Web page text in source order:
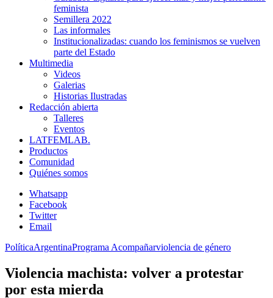
feminista
Semillera 2022
Las informales
Institucionalizadas: cuando los feminismos se vuelven
parte del Estado
Multimedia
Videos
Galerias
Historias Ilustradas
Redacción abierta
Talleres
Eventos
LATFEMLAB.
Productos
Comunidad
Quiénes somos
Whatsapp
Facebook
Twitter
Email
PolíticaArgentinaPrograma Acompañarviolencia de género
Violencia machista: volver a protestar
por esta mierda